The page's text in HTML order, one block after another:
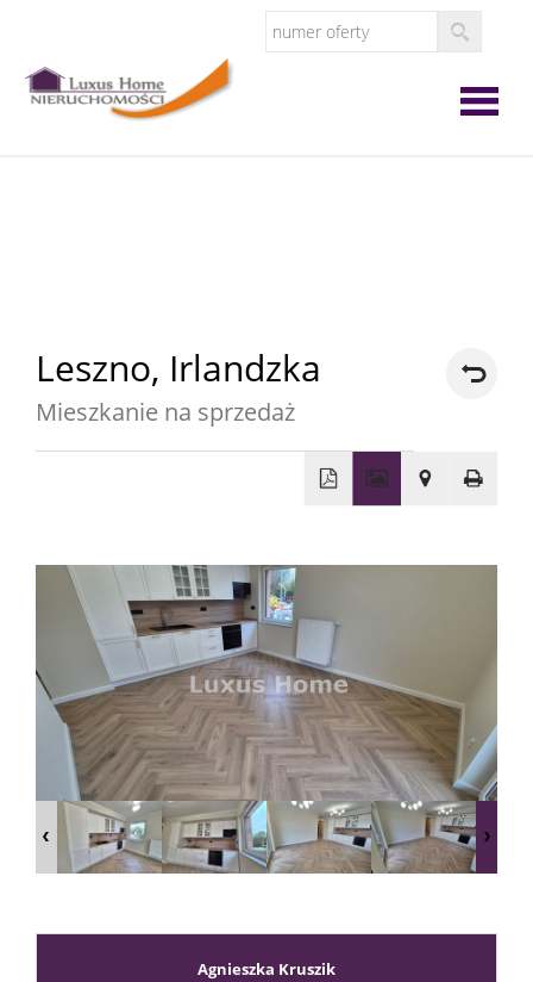
chęć
kupna
Usługi
Leszno, Irlandzka
Mieszkanie na sprzedaż
Agnieszka Kruszik